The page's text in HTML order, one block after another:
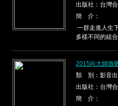
出版社：台灣
簡 介：
一群走進人生
多樣不同的組
2015向大師致
類 別：影音
出版社：台灣
簡 介：